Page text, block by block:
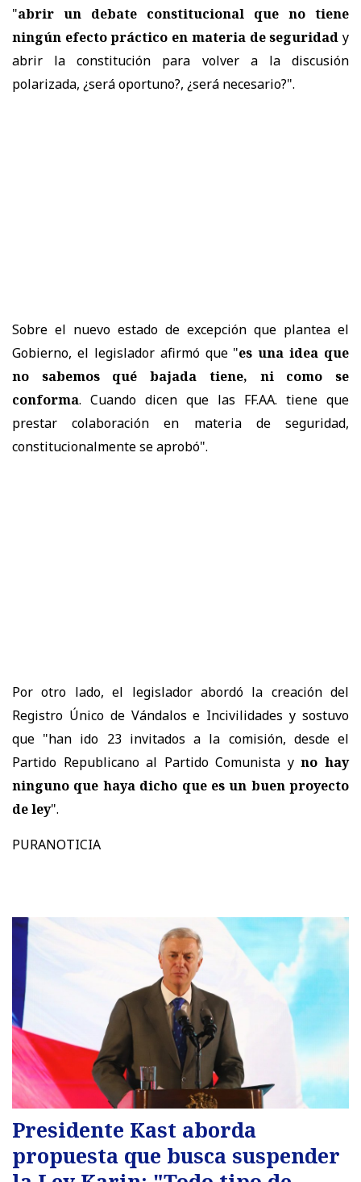
"abrir un debate constitucional que no tiene
ningún efecto práctico en materia de seguridad y
abrir la constitución para volver a la discusión
polarizada, ¿será oportuno?, ¿será necesario?".
Sobre el nuevo estado de excepción que plantea el
Gobierno, el legislador afirmó que "es una idea que
no sabemos qué bajada tiene, ni como se
conforma. Cuando dicen que las FF.AA. tiene que
prestar colaboración en materia de seguridad,
constitucionalmente se aprobó".
Por otro lado, el legislador abordó la creación del
Registro Único de Vándalos e Incivilidades y sostuvo
que "han ido 23 invitados a la comisión, desde el
Partido Republicano al Partido Comunista yno hay
ninguno que haya dicho que es un buen proyecto
de ley".
PURANOTICIA
Presidente Kast aborda
propuesta que busca suspender